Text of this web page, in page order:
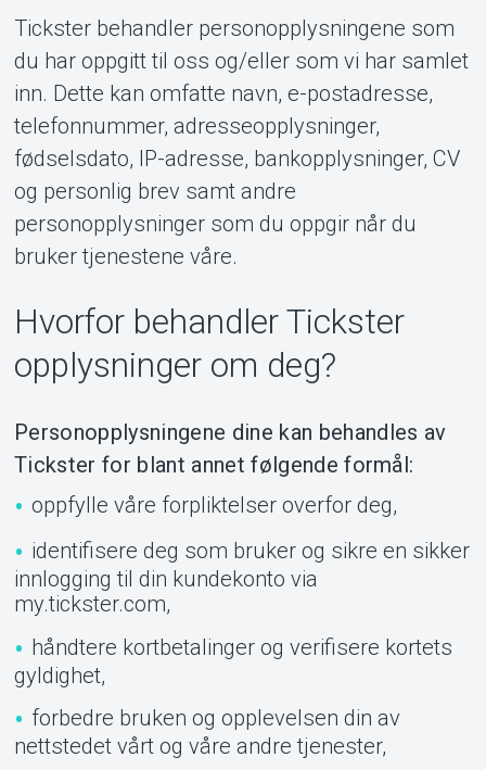
Tickster behandler personopplysningene som
du har oppgitt til oss og/eller som vi har samlet
inn. Dette kan omfatte navn, e-postadresse,
telefonnummer, adresseopplysninger,
fødselsdato, IP-adresse, bankopplysninger, CV
og personlig brev samt andre
personopplysninger som du oppgir når du
bruker tjenestene våre.
Hvorfor behandler Tickster
opplysninger om deg?
Personopplysningene dine kan behandles av
Tickster for blant annet følgende formål:
oppfylle våre forpliktelser overfor deg,
identifisere deg som bruker og sikre en sikker
innlogging til din kundekonto via
my.tickster.com,
håndtere kortbetalinger og verifisere kortets
gyldighet,
forbedre bruken og opplevelsen din av
nettstedet vårt og våre andre tjenester,